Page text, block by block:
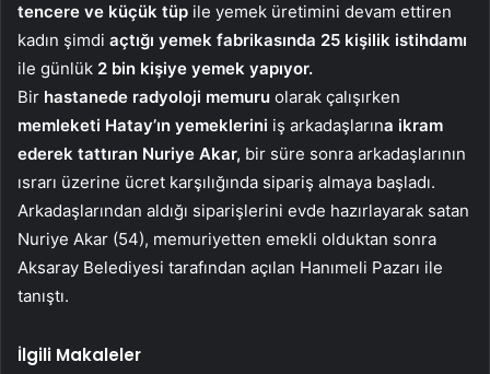
tencere ve küçük tüp ile yemek üretimini devam ettiren
kadın şimdi açtığı yemek fabrikasında 25 kişilik istihdamı
ile günlük 2 bin kişiye yemek yapıyor.
Bir hastanede radyoloji memuru olarak çalışırken
memleketi Hatay’ın yemeklerini iş arkadaşlarına ikram
ederek tattıran Nuriye Akar, bir süre sonra arkadaşlarının
ısrarı üzerine ücret karşılığında sipariş almaya başladı.
Arkadaşlarından aldığı siparişlerini evde hazırlayarak satan
Nuriye Akar (54), memuriyetten emekli olduktan sonra
Aksaray Belediyesi tarafından açılan Hanımeli Pazarı ile
tanıştı.
İlgili Makaleler